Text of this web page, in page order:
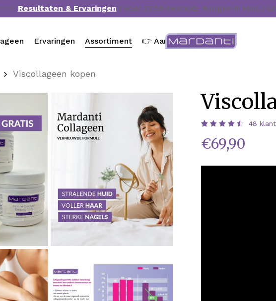
Resultaten & Ervaringen | Voor 23:59 besteld, Morgen in Huis |
Ervaringen Assortiment 👉 Aanbieding
Viscollageen kopen
4.60
op 5
gebaseerd
48
€69,90